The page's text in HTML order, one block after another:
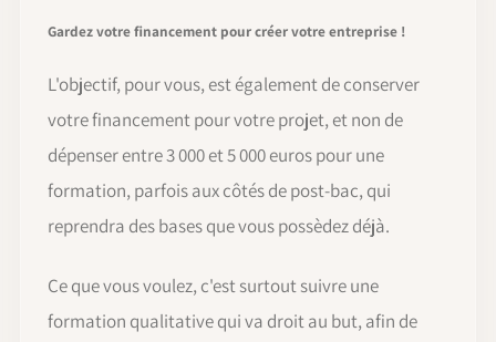
Gardez votre financement pour créer votre entreprise !
L'objectif, pour vous, est également de conserver
votre financement pour votre projet, et non de
dépenser entre 3 000 et 5 000 euros pour une
formation, parfois aux côtés de post-bac, qui
reprendra des bases que vous possèdez déjà.
Ce que vous voulez, c'est surtout suivre une
formation qualitative qui va droit au but, afin de